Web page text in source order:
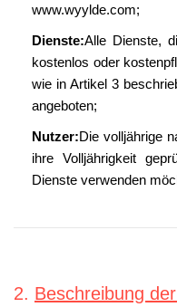
www.wyylde.com;
Dienste:Alle Dienste,
kostenlos oder
wie in Artikel 3
angeboten;
Nutzer:Die volljährige
ihre Volljährigkeit
Dienste verwenden
2. Beschreibung